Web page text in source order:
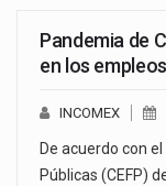
Pandemia de
en los
INCOMEX
De acuerdo con
Públicas (CEFP)